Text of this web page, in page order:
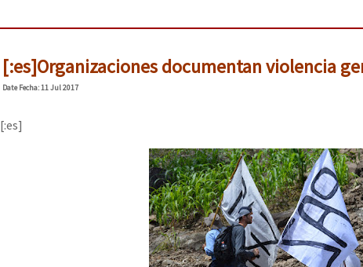
[:es]Organizaciones documentan violencia
DateFecha: 11 Jul 2017
[:es]